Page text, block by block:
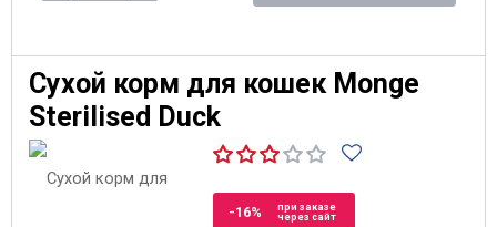
Сухой корм для кошек Monge
Sterilised Duck
-16%
при заказе
через сайт